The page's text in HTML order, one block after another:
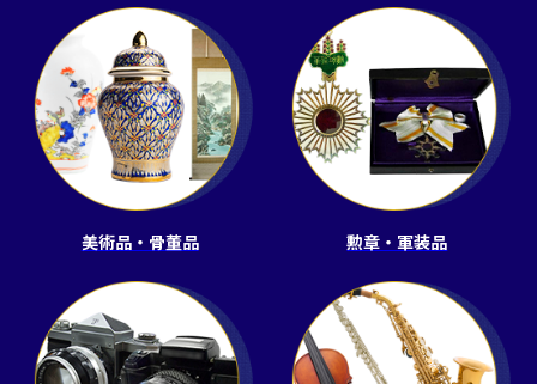
美術品・骨董品 勲章・軍装品